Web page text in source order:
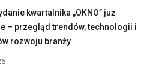
kwartalnika „OKNO” już
– przegląd trendów, technologii i
rozwoju branży